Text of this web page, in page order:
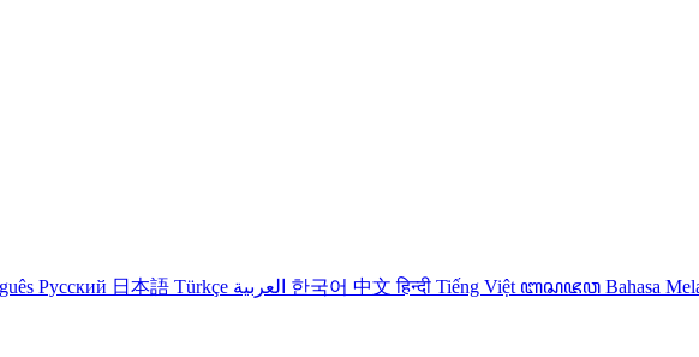
Русский 日本語 Türkçe 한국어 中文हिन्दी Tiếng Việt ꦧꦱꦗꦮ Bahasa